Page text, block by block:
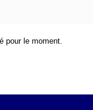
pour le moment.